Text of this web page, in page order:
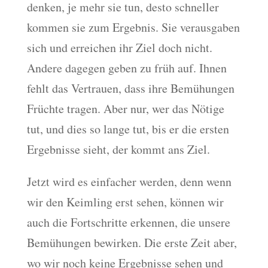
denken, je mehr sie tun, desto schneller
kommen sie zum Ergebnis. Sie verausgaben
sich und erreichen ihr Ziel doch nicht.
Andere dagegen geben zu früh auf. Ihnen
fehlt das Vertrauen, dass ihre Bemühungen
Früchte tragen. Aber nur, wer das Nötige
tut, und dies so lange tut, bis er die ersten
Ergebnisse sieht, der kommt ans Ziel.
Jetzt wird es einfacher werden, denn wenn
wir den Keimling erst sehen, können wir
auch die Fortschritte erkennen, die unsere
Bemühungen bewirken. Die erste Zeit aber,
wo wir noch keine Ergebnisse sehen und